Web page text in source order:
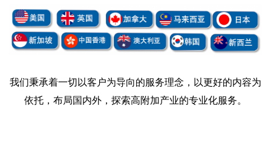
我们秉承着一切以客户为导向的服务理念，以更好的内容为
依托，布局国内外，探索高附加产业的专业化服务。